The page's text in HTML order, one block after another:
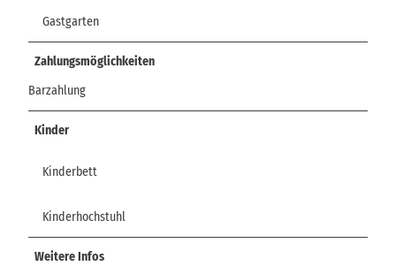
Gastgarten
Zahlungsmöglichkeiten
Barzahlung
Kinder
Kinderbett
Kinderhochstuhl
Weitere Infos